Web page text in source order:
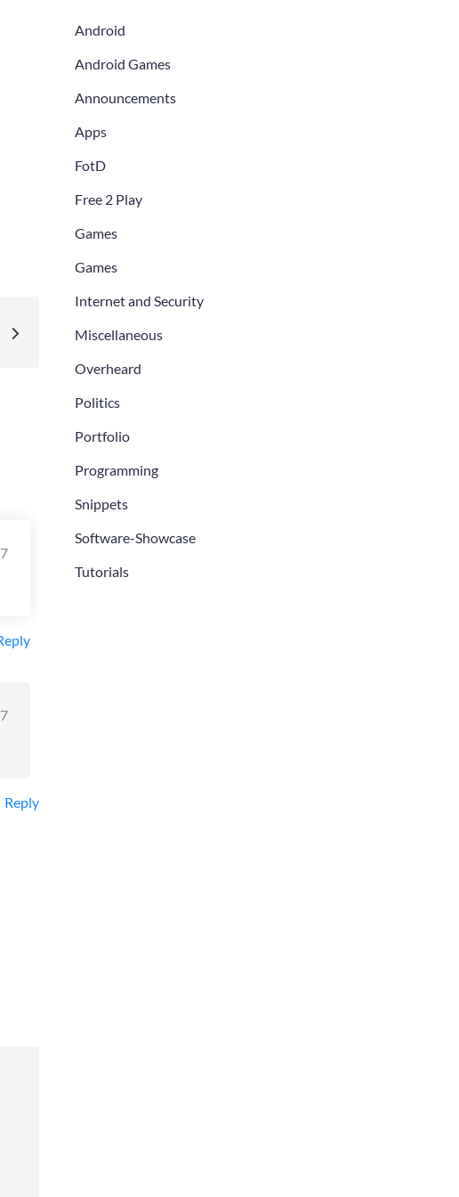
Reply
Android
Android Games
Announcements
Apps
FotD
Free 2 Play
Games
Games
Internet and Security
Miscellaneous
Overheard
Politics
Portfolio
Programming
Snippets
Software-Showcase
Tutorials